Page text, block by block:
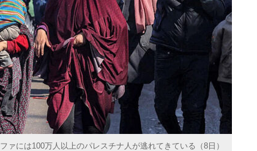
ァには100万人以上のパレスチナ人が逃れてきている（8日）